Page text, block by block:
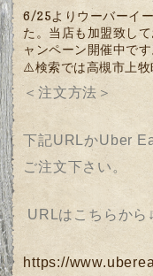
6/25よりウーバーイ
た。当店も加盟致し
ャンペーン開催中で
⚠️検索では高槻市上牧
＜注文方法＞
下記URLかUber
ご注文下さい。
URLはこちらから↓
https://